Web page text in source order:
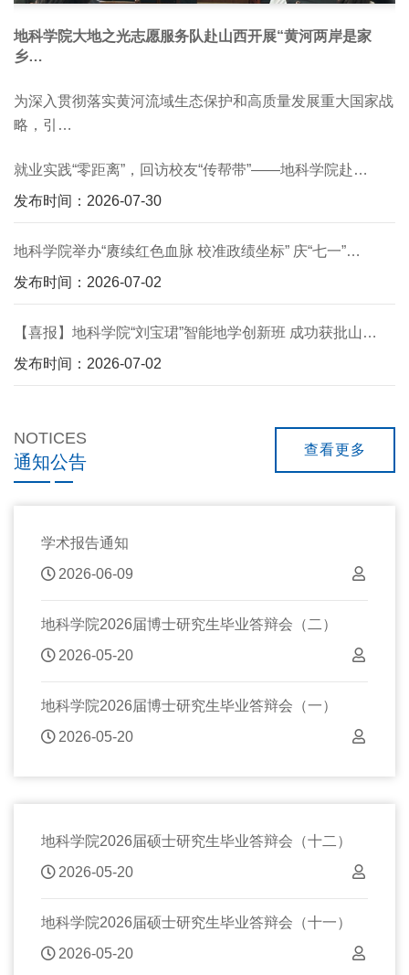
地科学院大地之光志愿服务队赴山西开展“黄河两岸是家
乡…
为深入贯彻落实黄河流域生态保护和高质量发展重大国家战
略，引…
就业实践“零距离”，回访校友“传帮带”——地科学院赴…
发布时间：2026-07-30
地科学院举办“赓续红色血脉 校准政绩坐标” 庆“七一”…
发布时间：2026-07-02
【喜报】地科学院“刘宝珺”智能地学创新班 成功获批山…
发布时间：2026-07-02
NOTICES
通知公告
查看更多
学术报告通知
2026-06-09
地科学院2026届博士研究生毕业答辩会（二）
2026-05-20
地科学院2026届博士研究生毕业答辩会（一）
2026-05-20
地科学院2026届硕士研究生毕业答辩会（十二）
2026-05-20
地科学院2026届硕士研究生毕业答辩会（十一）
2026-05-20